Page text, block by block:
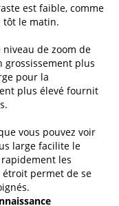
est faible, comme
tôt le matin.
de zoom de
grossissement plus
pour la
plus élevé fournit
vous pouvez voir
large facilite le
les
permet de se